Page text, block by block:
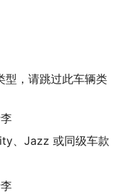
型，请跳过此车辆类
、Jazz 或同级车款